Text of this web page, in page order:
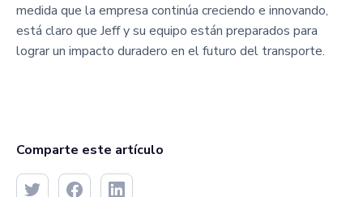
medida que la empresa continúa creciendo e innovando,
está claro que Jeff y su equipo están preparados para
lograr un impacto duradero en el futuro del transporte.
Comparte este artículo